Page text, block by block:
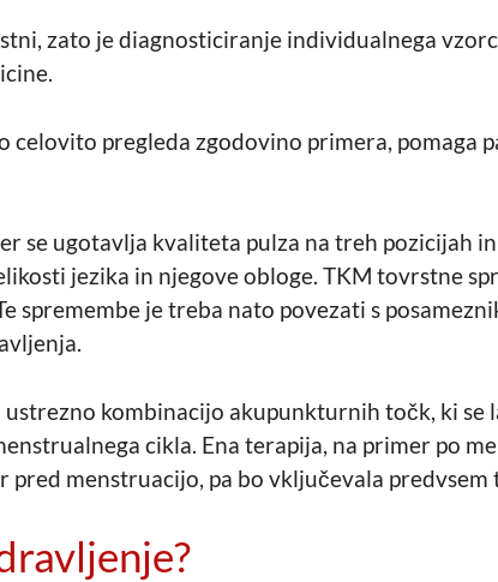
zato je diagnosticiranje individualnega
celovito pregleda zgodovino primera, pomaga
se ugotavlja kvaliteta pulza na treh pozicijah
jezika in njegove obloge. TKM tovrstne
spremembe je treba nato povezati s
kombinacijo akupunkturnih točk, ki
cikla. Ena terapija, na primer po
menstruacijo, pa bo vključevala predvsem